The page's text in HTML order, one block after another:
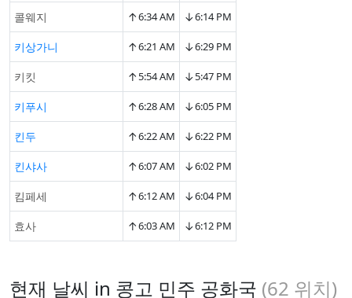
콜웨지 ↑6:34 AM ↓6:14 PM
키상가니 ↑6:21 AM ↓6:29 PM
키킷 ↑5:54 AM ↓5:47 PM
키푸시 ↑6:28 AM ↓6:05 PM
킨두 ↑6:22 AM ↓6:22 PM
킨샤사 ↑6:07 AM ↓6:02 PM
킴페세 ↑6:12 AM ↓6:04 PM
효사 ↑6:03 AM ↓6:12 PM
현재 날씨 in 콩고 민주 공화국 (62 위치)